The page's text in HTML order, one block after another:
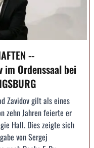
--
im Ordenssaal bei
Zavidov gilt als eines
zehn Jahren feierte er
Hall. Dies zeigte sich
von Sergej